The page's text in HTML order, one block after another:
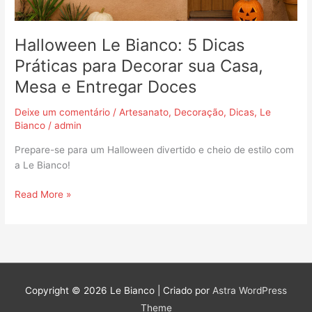
Halloween Le Bianco: 5 Dicas
Práticas para Decorar sua Casa,
Mesa e Entregar Doces
Deixe um comentário /Artesanato, Decoração, Dicas, Le
Bianco /admin
Prepare-se para um Halloween divertido e cheio de estilo com
a Le Bianco!
Casa,
Mesa
e
Entregar
Doces
Read More »
Copyright © 2026 Le Bianco | Criado por Astra WordPress
Theme